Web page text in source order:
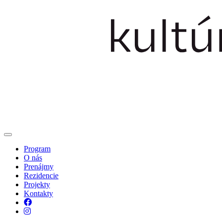
Program
O nás
Prenájmy
Rezidencie
Projekty
Kontakty
Facebook
Instagram